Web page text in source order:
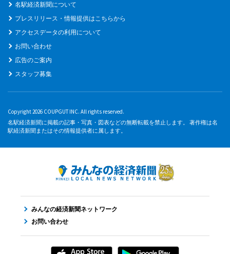
名駅経済新聞について
プレスリリース・情報提供はこちらから
アクセスデータの利用について
お問い合わせ
広告のご案内
スタッフ募集
Copyright 2026 COUPGUT INC. All rights reserved.
名駅経済新聞に掲載の記事・写真・図表などの無断転載を禁止します。 著作権は名
駅経済新聞またはその情報提供者に属します。
みんなの経済新聞ネットワーク
お問い合わせ